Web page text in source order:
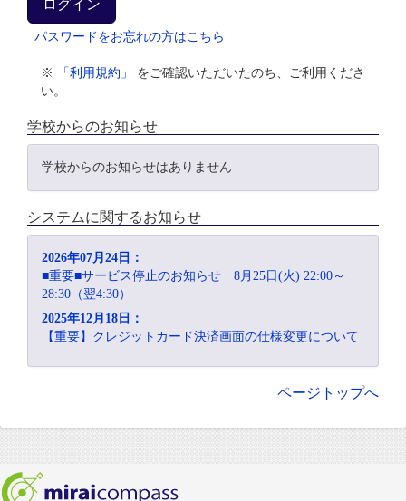
パスワードをお忘れの方はこちら
※ 「利用規約」
をご確認いただいたのち、ご利用くださ
い。
学校からのお知らせ
学校からのお知らせはありません
システムに関するお知らせ
2026年07月24日：
■重要■サービス停止のお知らせ 8月25日(火) 22:00～
28:30（翌4:30）
2025年12月18日：
【重要】クレジットカード決済画面の仕様変更について
ページトップへ